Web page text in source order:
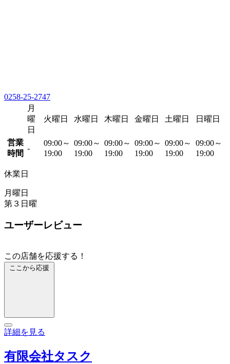
0258-25-2747
月
曜
日
火曜日 水曜日 木曜日 金曜日 土曜日 日曜日
営業
時間
-
09:00～
19:00
09:00～
19:00
09:00～
19:00
09:00～
19:00
09:00～
19:00
09:00～
19:00
休業日
月曜日
第３日曜
ユーザーレビュー
この店舗を応援する！
ここから応援
詳細を見る
有限会社タスク